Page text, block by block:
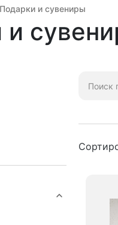
Подарки и сувениры
и